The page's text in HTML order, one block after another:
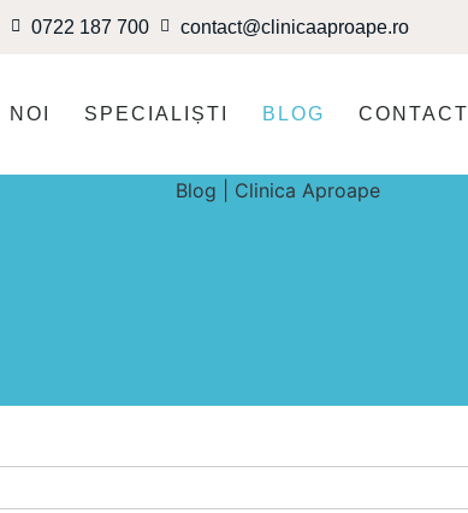
0722 187 700 contact@clinicaaproape.ro
SPECIALIȘTI BLOG CONTACT